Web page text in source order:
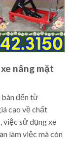
nâng mặt
bàn đến từ
cao về chất
việc sử dụng xe
làm việc mà còn